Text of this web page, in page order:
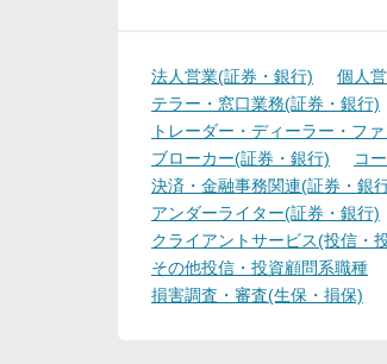
法人営業(証券・銀行) 個人
テラー・窓口業務(証券・銀行)
トレーダー・ディーラー・フ
ブローカー(証券・銀行)
コ
決済・金融事務関連(証券・銀
アンダーライター(証券・銀行)
クライアントサービス(投信・
その他投信・投資顧問系職種
損害調査・審査(生保・損保)